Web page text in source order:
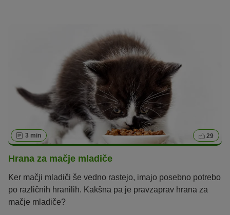
najbolje. Njihova občutljivost in seizmografski čut sta tako
izrazita, da čutijo fenomene, kot sta potres in nevihta, že
preden nastopijo.
3 min 29
Hrana za mačje mladiče
Ker mačji mladiči še vedno rastejo, imajo posebno potrebo
po različnih hranilih. Kakšna pa je pravzaprav hrana za
mačje mladiče?